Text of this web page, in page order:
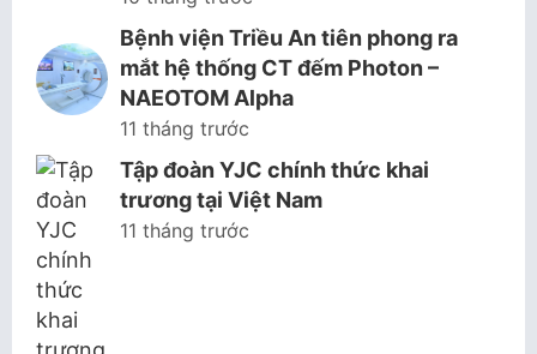
Bệnh viện Triều An tiên phong ra
mắt hệ thống CT đếm Photon –
NAEOTOM Alpha
11 tháng trước
Tập đoàn YJC chính thức khai
trương tại Việt Nam
11 tháng trước